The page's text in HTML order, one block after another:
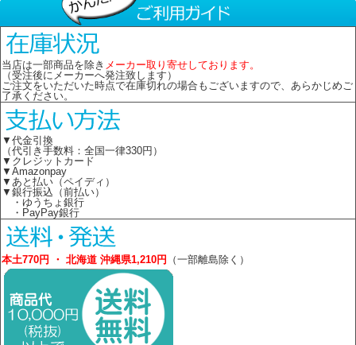
当店は一部商品を除き メーカー取り寄せしております。
（受注後にメーカーへ発注致します）
ご注文をいただいた時点で在庫切れの場合もございますので、あらかじめご
了承ください。
▼代金引換
（代引き手数料：全国一律330円）
▼クレジットカード
▼Amazonpay
▼あと払い（ペイディ）
▼銀行振込（前払い）
・ゆうちょ銀行
・PayPay銀行
本土770円 ・ 北海道 沖縄県1,210円 （一部離島除く）